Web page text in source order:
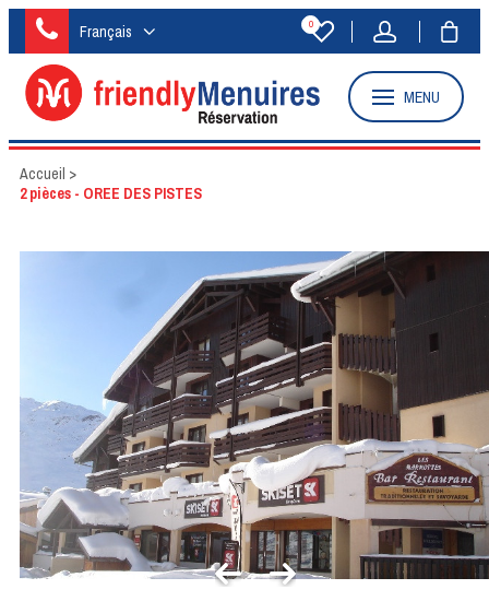
Français 0
MENU
Accueil >
2 pièces - OREE DES PISTES